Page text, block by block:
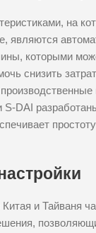
на
являются
которыми
снизить
DAI
и Тайваня